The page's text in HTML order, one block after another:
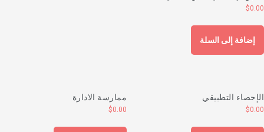
$
إضافة إلى السلة
التطبيقي
$
ممارسة الادارة
$0.00